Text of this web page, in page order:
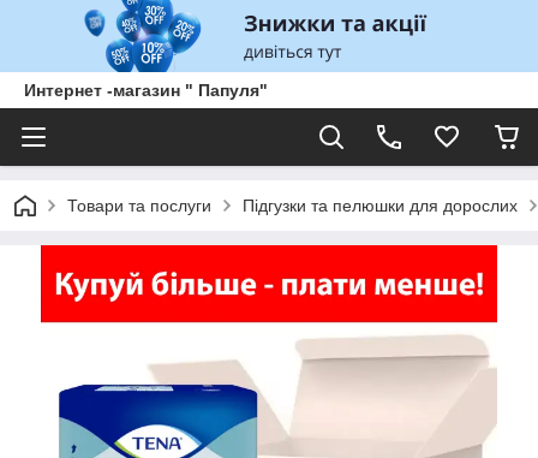
Интернет -магазин " Папуля"
Товари та послуги Підгузки та пелюшки для дорослих